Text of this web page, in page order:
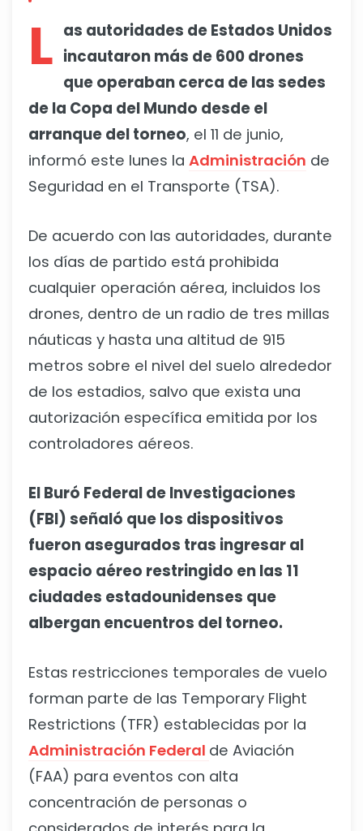
L as autoridades de Estados Unidos
incautaron más de 600 drones
que operaban cerca de las sedes
de la Copa del Mundo desde el
arranque del torneo, el 11 de junio,
informó este lunes la Administración de
Seguridad en el Transporte (TSA).
De acuerdo con las autoridades, durante
los días de partido está prohibida
cualquier operación aérea, incluidos los
drones, dentro de un radio de tres millas
náuticas y hasta una altitud de 915
metros sobre el nivel del suelo alrededor
de los estadios, salvo que exista una
autorización específica emitida por los
controladores aéreos.
El Buró Federal de Investigaciones
(FBI) señaló que los dispositivos
fueron asegurados tras ingresar al
espacio aéreo restringido en las 11
ciudades estadounidenses que
albergan encuentros del torneo.
Estas restricciones temporales de vuelo
forman parte de las Temporary Flight
Restrictions (TFR) establecidas por la
Administración Federal de Aviación
(FAA) para eventos con alta
concentración de personas o